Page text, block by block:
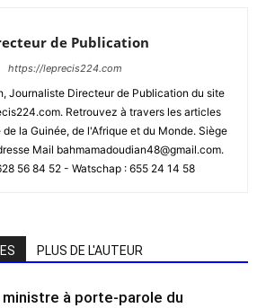
de Publication
https://leprecis224.com
Journaliste Directeur de Publication du site
Retrouvez à travers les articles
la Guinée, de l'Afrique et du Monde. Siège
Mail bahmamadoudian48@gmail.com.
56 84 52 - Watschap : 655 24 14 58
PLUS DE L'AUTEUR
ministre à porte-parole du